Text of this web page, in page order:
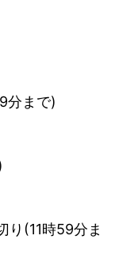
分まで)
り(11時59分ま